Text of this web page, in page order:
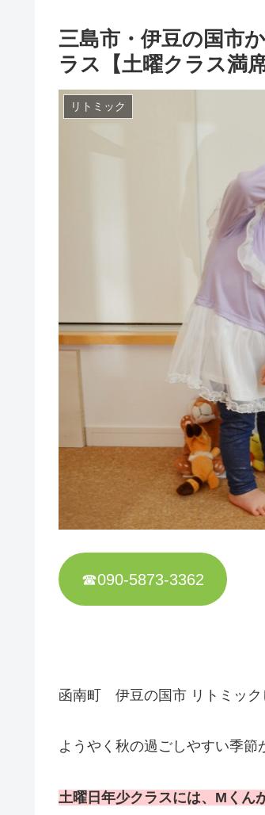
三島市・伊豆の国市
ラス【土曜クラス満席
リトミック
☎090-5873-3362
函南町 伊豆の国市 リトミッ
ようやく秋の過ごしやすい季節
土曜日年少クラスには、Mくん